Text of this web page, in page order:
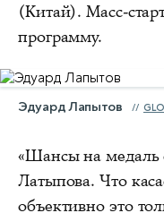
(Китай). Масс-
программу.
Эдуард Лапытов
«Шансы на медаль
Латыпова. Что
объективно это